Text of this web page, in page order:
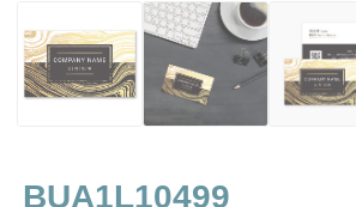
BUA1L10499